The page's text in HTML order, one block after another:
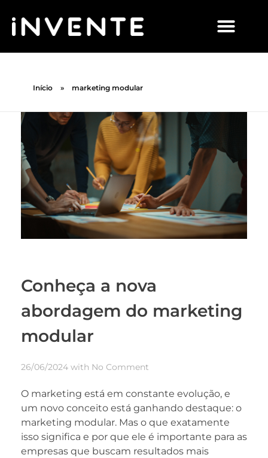
Início » marketing modular
Conheça a nova
abordagem do marketing
modular
26/06/2024 with No Comment
O marketing está em constante evolução, e
um novo conceito está ganhando destaque: o
marketing modular. Mas o que exatamente
isso significa e por que ele é importante para as
empresas que buscam resultados mais